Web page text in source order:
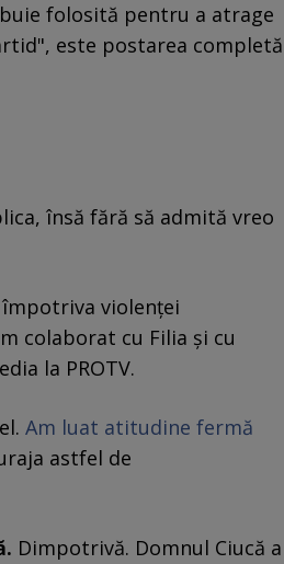
folosită pentru a atrage
este postarea completă
însă fără să admită vreo
violenței
colaborat cu Filia și cu
la PROTV.
Am luat atitudine fermă
astfel de
Dimpotrivă. Domnul Ciucă a